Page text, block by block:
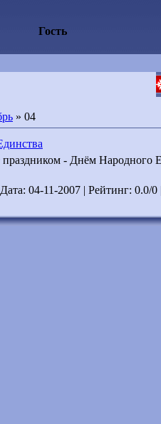
Гость
» 04
праздником - Днём
04-11-2007 | Рейтинг: 0.0/0 |